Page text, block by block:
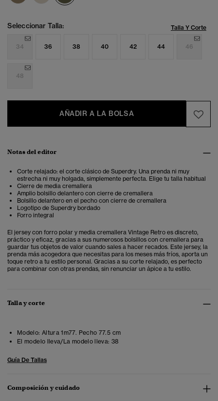
Seleccionar Talla: Talla Y Corte
34 36 38 40 42 44 46
48
AÑADIR A LA BOLSA
Notas del editor
Corte relajado: el corte clásico de Superdry. Una prenda ni muy
estrecha ni muy holgada, simplemente perfecta. Elige tu talla habitual
Cierre de media cremallera
Amplio bolsillo delantero con cierre de cremallera
Bolsillo delantero en el pecho con cierre de cremallera
Logotipo de Superdry bordado
Forro integral
El jersey con forro polar y media cremallera Vintage Retro es discreto,
práctico y eficaz, gracias a sus numerosos bolsillos con cremallera para
guardar tus objetos de valor cuando sales a hacer recados. Este jersey, la
prenda más acogedora que necesitas para los meses más fríos, aporta un
toque retro a tu estilo personal. Gracias a su corte relajado, es perfecto
para combinar con otras prendas, sin renunciar un ápice a tu estilo.
Talla y corte
Modelo: Altura 1m77. Pecho 77.5 cm
El modelo lleva/La modelo lleva: 38
Guía De Tallas
Composición y cuidado